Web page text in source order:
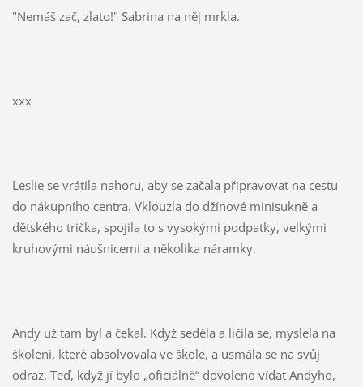
"Nemáš zač, zlato!" Sabrina na něj mrkla.
xxx
Leslie se vrátila nahoru, aby se začala připravovat na cestu
do nákupního centra. Vklouzla do džínové minisukně a
dětského trička, spojila to s vysokými podpatky, velkými
kruhovými náušnicemi a několika náramky.
Andy už tam byl a čekal. Když seděla a líčila se, myslela na
školení, které absolvovala ve škole, a usmála se na svůj
odraz. Teď, když jí bylo „oficiálně“ dovoleno vídat Andyho,